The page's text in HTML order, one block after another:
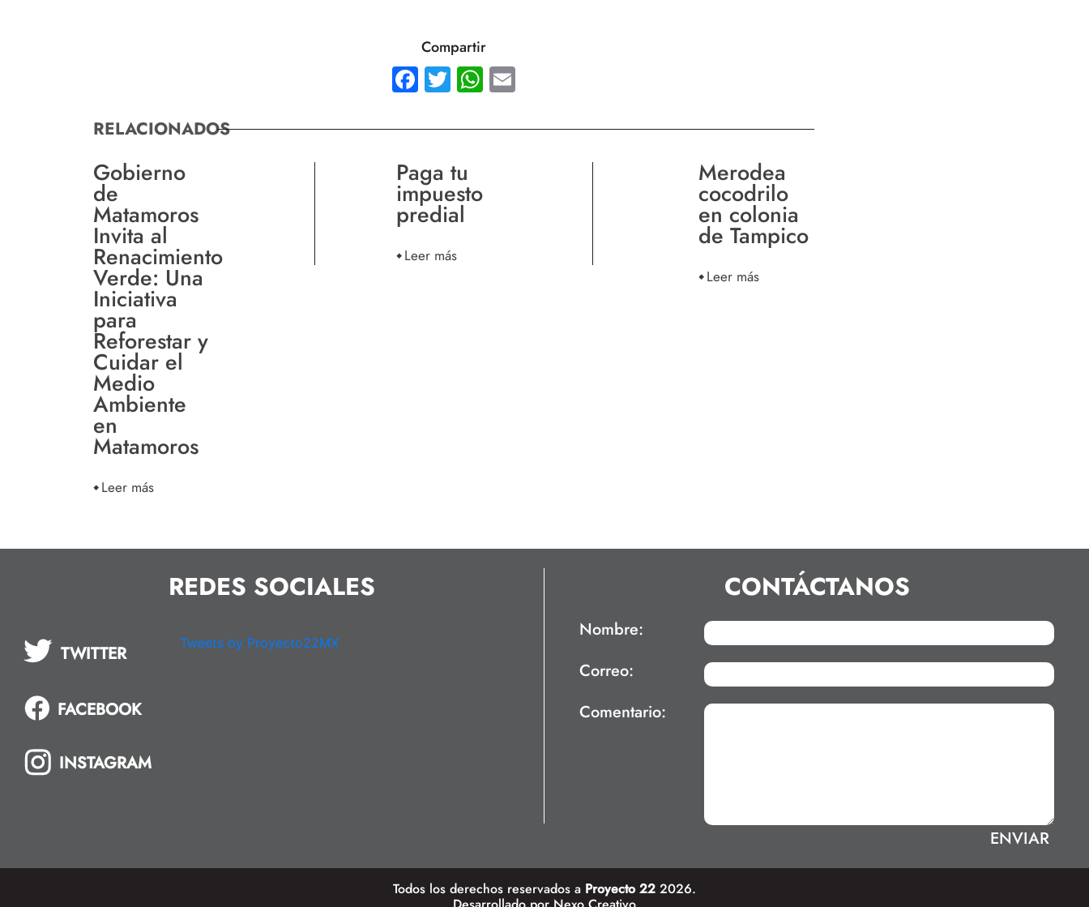
Compartir
Facebook
TwitterWhatsApp
RELACIONADOS
Gobierno
de
Matamoros
Invita al
Renacimiento
Verde: Una
Iniciativa
para
Reforestar y
Cuidar el
Medio
Ambiente
en
Matamoros
Leer más
Paga tu
impuesto
predial
Leer más
Merodea
cocodrilo
en colonia
de Tampico
Leer más
REDES SOCIALES
TWITTER
FACEBOOK
INSTAGRAM
Tweets by Proyecto22MX
CONTÁCTANOS
Nombre:
Correo:
Comentario:
Todos los derechos reservados a Proyecto 22 2026.